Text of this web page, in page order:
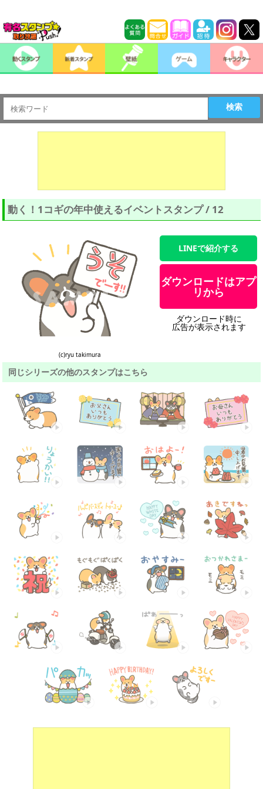
検索
動く！1コギの年中使えるイベントスタンプ / 12
(c)ryu takimura
LINEで紹介する
ダウンロードはアプ
リから
ダウンロード時に
広告が表示されます
同じシリーズの他のスタンプはこちら